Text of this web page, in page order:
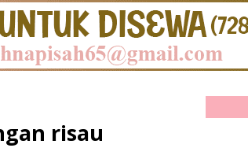
risau